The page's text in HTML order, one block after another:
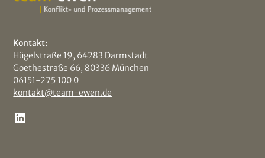
Kontakt:
Hügelstraße 19, 64283 Darmstadt
Goethestraße 66, 80336 München
06151-275 100 0
kontakt@team-ewen.de